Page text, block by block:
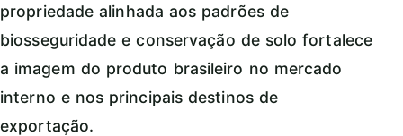
propriedade alinhada aos padrões de
biosseguridade e conservação de solo fortalece
a imagem do produto brasileiro no mercado
interno e nos principais destinos de
exportação.